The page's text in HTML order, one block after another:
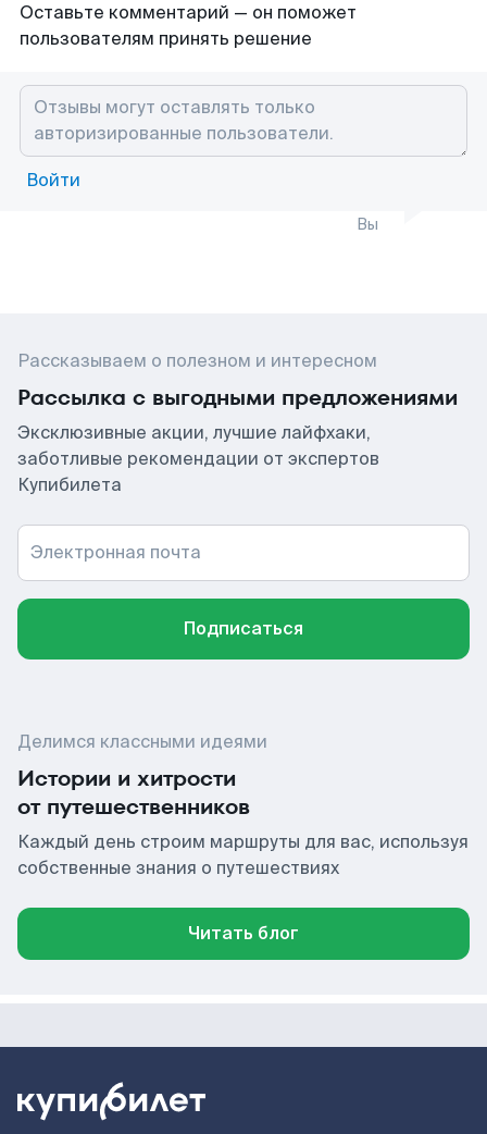
Оставьте комментарий — он поможет
пользователям принять решение
Войти
Вы
Рассказываем о полезном и интересном
Рассылка с выгодными предложениями
Эксклюзивные акции, лучшие лайфхаки,
заботливые рекомендации от экспертов
Купибилета
Электронная почта
Подписаться
Делимся классными идеями
Истории и хитрости
от путешественников
Каждый день строим маршруты для вас, используя
собственные знания о путешествиях
Читать блог